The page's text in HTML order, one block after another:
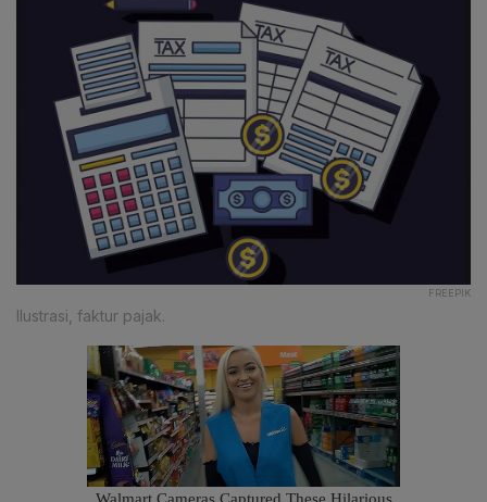
FREEPIK
Ilustrasi, faktur pajak.